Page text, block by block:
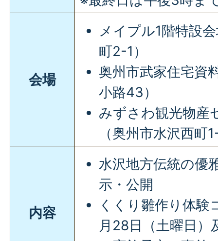
会場
メイプル1階特設
町2-1）
奥州市武家住宅資
小路43）
みずさわ観光物産
（奥州市水沢西町
内容
水沢地方伝統の優
示・公開
くくり雛作り体験
月28日（土曜日）